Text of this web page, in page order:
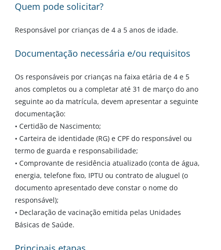
Quem pode solicitar?
Responsável por crianças de 4 a 5 anos de idade.
Documentação necessária e/ou requisitos
Os responsáveis por crianças na faixa etária de 4 e 5
anos completos ou a completar até 31 de março do ano
seguinte ao da matrícula, devem apresentar a seguinte
documentação:
• Certidão de Nascimento;
• Carteira de identidade (RG) e CPF do responsável ou
termo de guarda e responsabilidade;
• Comprovante de residência atualizado (conta de água,
energia, telefone fixo, IPTU ou contrato de aluguel (o
documento apresentado deve constar o nome do
responsável);
• Declaração de vacinação emitida pelas Unidades
Básicas de Saúde.